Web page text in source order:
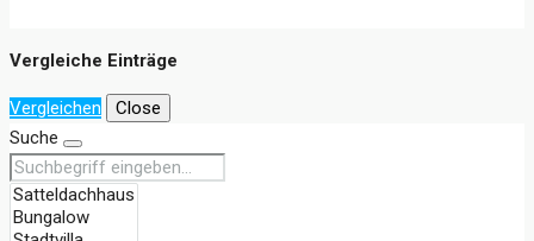
Vergleiche Einträge
Vergleichen
Close
Suche